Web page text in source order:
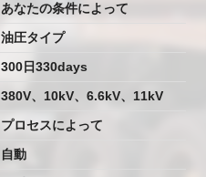
あなたの条件によって
油圧タイプ
300日330days
380V、10kV、6.6kV、11kV
プロセスによって
自動